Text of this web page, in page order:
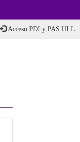
Acceso PDI y PAS ULL